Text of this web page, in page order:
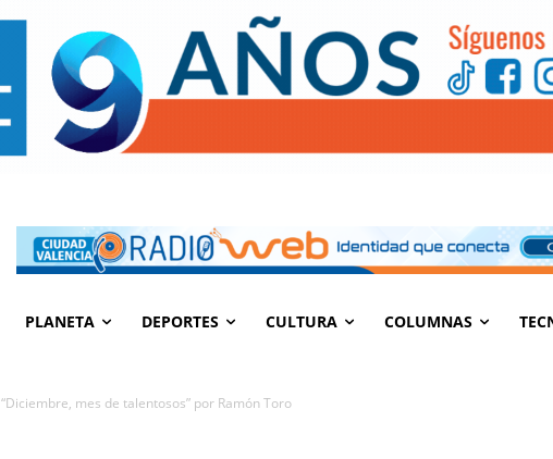
PLANETA DEPORTES CULTURA COLUMNAS
“Diciembre, mes de talentosos” por Ramón Toro